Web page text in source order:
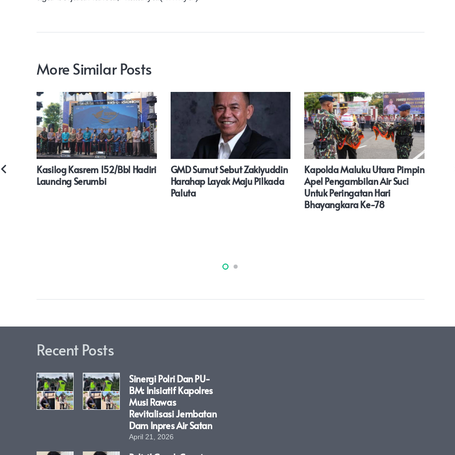
More Similar Posts
Kasilog Kasrem 152/Bbl Hadiri
Launcing Serumbi
GMD Sumut Sebut Zakiyuddin
Harahap Layak Maju Pilkada
Paluta
Kapolda Maluku Utara Pimpin
Apel Pengambilan Air Suci
Untuk Peringatan Hari
Bhayangkara Ke-78
Recent Posts
Sinergi Polri Dan PU-
BM: Inisiatif Kapolres
Musi Rawas
Revitalisasi Jembatan
Dam Inpres Air Satan
April 21, 2026